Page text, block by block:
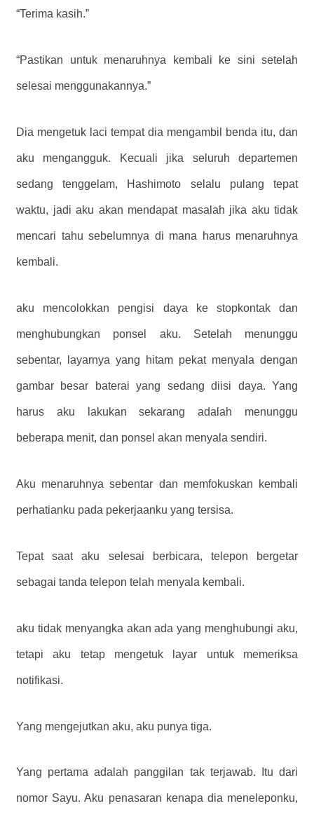
“Terima kasih.”
“Pastikan untuk menaruhnya kembali ke sini setelah
selesai menggunakannya.”
Dia mengetuk laci tempat dia mengambil benda itu, dan
aku mengangguk. Kecuali jika seluruh departemen
sedang tenggelam, Hashimoto selalu pulang tepat
waktu, jadi aku akan mendapat masalah jika aku tidak
mencari tahu sebelumnya di mana harus menaruhnya
kembali.
aku mencolokkan pengisi daya ke stopkontak dan
menghubungkan ponsel aku. Setelah menunggu
sebentar, layarnya yang hitam pekat menyala dengan
gambar besar baterai yang sedang diisi daya. Yang
harus aku lakukan sekarang adalah menunggu
beberapa menit, dan ponsel akan menyala sendiri.
Aku menaruhnya sebentar dan memfokuskan kembali
perhatianku pada pekerjaanku yang tersisa.
Tepat saat aku selesai berbicara, telepon bergetar
sebagai tanda telepon telah menyala kembali.
aku tidak menyangka akan ada yang menghubungi aku,
tetapi aku tetap mengetuk layar untuk memeriksa
notifikasi.
Yang mengejutkan aku, aku punya tiga.
Yang pertama adalah panggilan tak terjawab. Itu dari
nomor Sayu. Aku penasaran kenapa dia meneleponku,